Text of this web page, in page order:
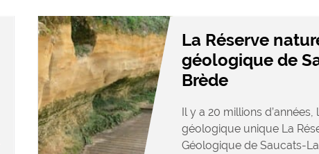
La Réserve
géologique de
Brède
Il y a 20 millions d’années,
géologique unique La
Géologique de Saucats-La